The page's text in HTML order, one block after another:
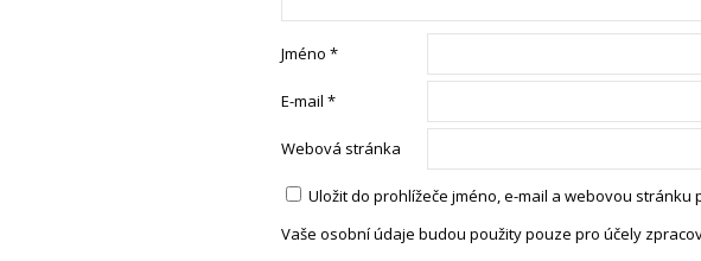
Jméno *
E-mail *
Webová stránka
Uložit do prohlížeče jméno, e-mail a webovou stránku
Vaše osobní údaje budou použity pouze pro účely